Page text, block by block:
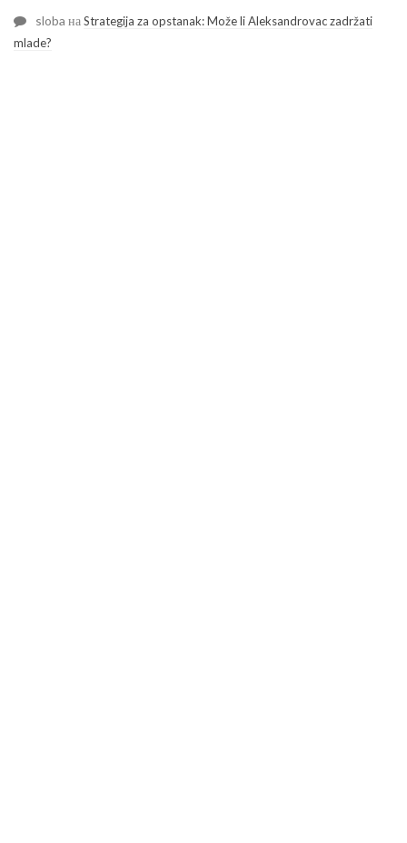
sloba наStrategija za opstanak: Može li Aleksandrovac zadržati
mlade?